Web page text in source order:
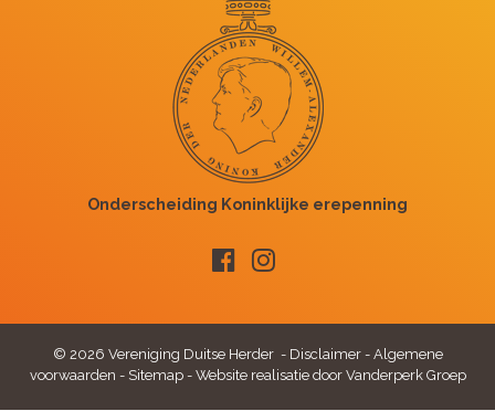
© 2026 Vereniging Duitse Herder - Disclaimer- Algemene
voorwaarden - Sitemap- Website realisatie door Vanderperk Groep